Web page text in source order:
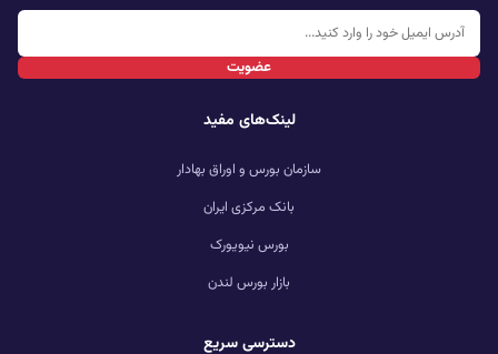
عضویت
لینک‌های مفید
سازمان بورس و اوراق بهادار
بانک مرکزی ایران
بورس نیویورک
بازار بورس لندن
دسترسی سریع